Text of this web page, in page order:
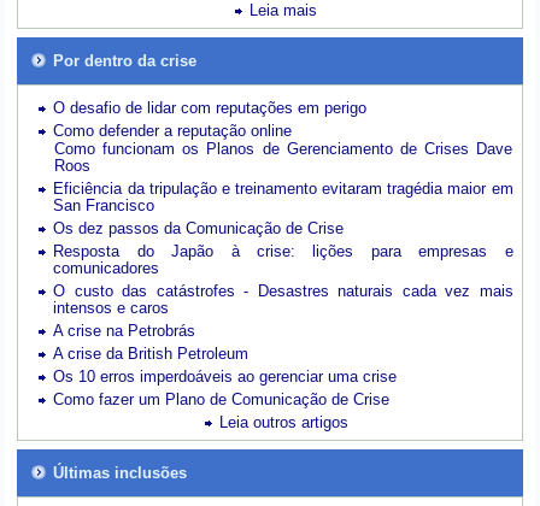
Leia mais
Por dentro da crise
O desafio de lidar com reputações em perigo
Como defender a reputação online
Como funcionam os Planos de Gerenciamento de Crises Dave
Roos
Eficiência da tripulação e treinamento evitaram tragédia maior em
San Francisco
Os dez passos da Comunicação de Crise
Resposta do Japão à crise: lições para empresas e
comunicadores
O custo das catástrofes -
Desastres naturais cada vez mais
intensos e caros
A crise na Petrobrás
A crise da British Petroleum
Os 10 erros imperdoáveis ao gerenciar uma crise
Como fazer um Plano de Comunicação de Crise
Leia outros artigos
Últimas inclusões